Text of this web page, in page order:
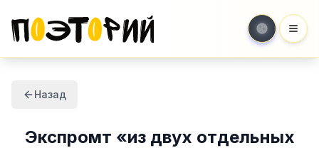
Назад
Экспромт «из двух отдельных